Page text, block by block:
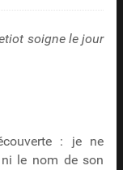
soigne le jour
: je ne
le nom de son